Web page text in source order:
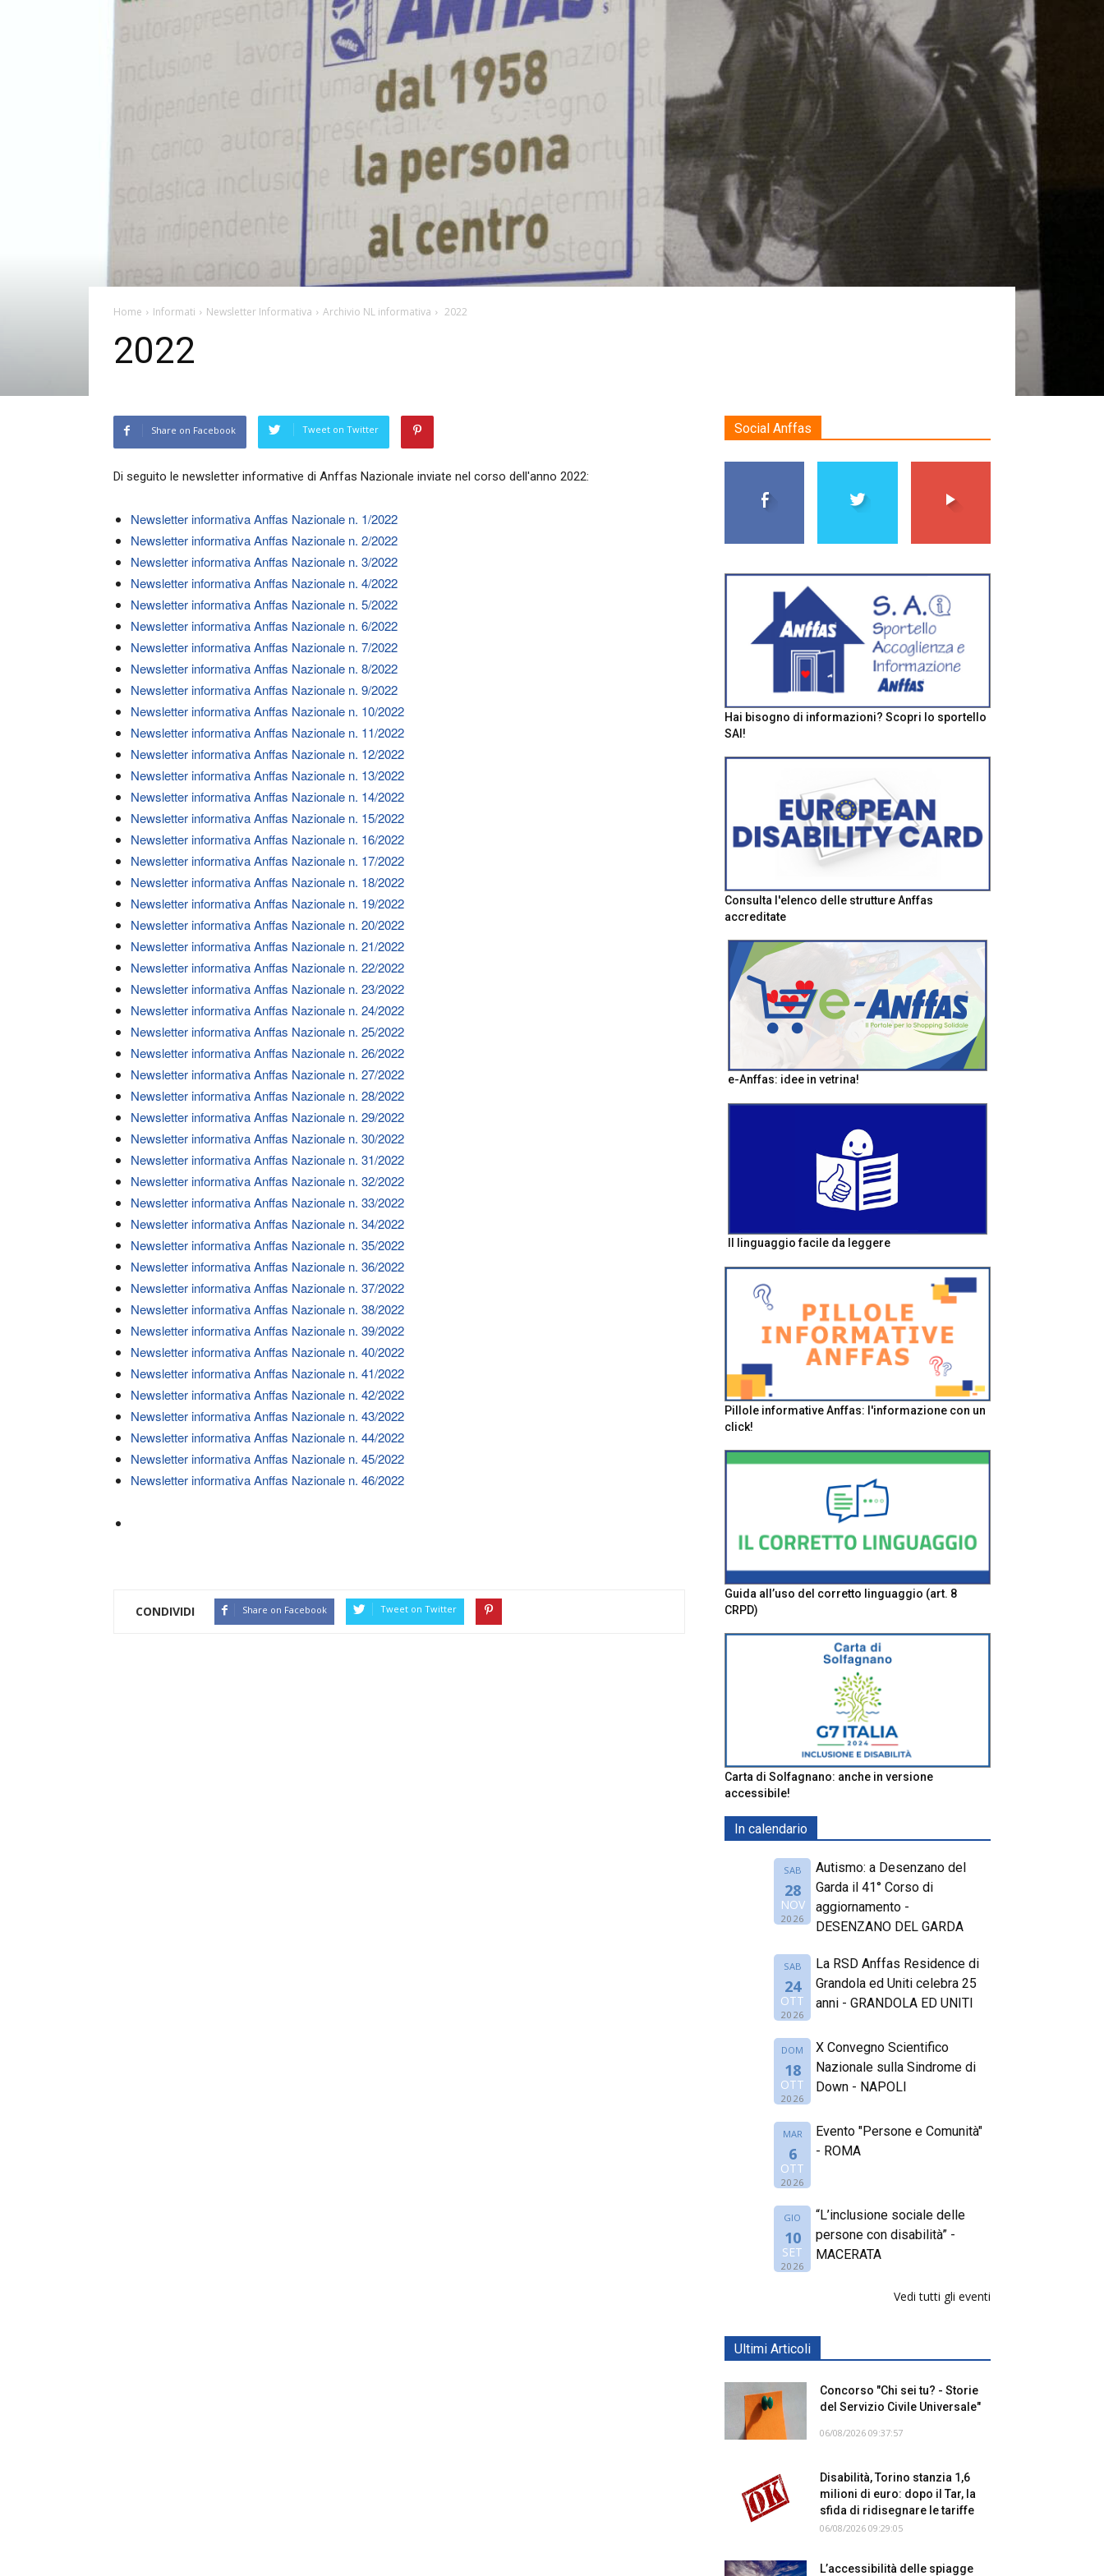
Home Informati Newsletter Informativa Archivio NL informativa 2022
2022
Share on Facebook Tweet on Twitter
Di seguito le newsletter informative di Anffas Nazionale inviate nel corso dell'anno 2022:
Newsletter informativa Anffas Nazionale n. 1/2022
Newsletter informativa Anffas Nazionale n. 2/2022
Newsletter informativa Anffas Nazionale n. 3/2022
Newsletter informativa Anffas Nazionale n. 4/2022
Newsletter informativa Anffas Nazionale n. 5/2022
Newsletter informativa Anffas Nazionale n. 6/2022
Newsletter informativa Anffas Nazionale n. 7/2022
Newsletter informativa Anffas Nazionale n. 8/2022
Newsletter informativa Anffas Nazionale n. 9/2022
Newsletter informativa Anffas Nazionale n. 10/2022
Newsletter informativa Anffas Nazionale n. 11/2022
Newsletter informativa Anffas Nazionale n. 12/2022
Newsletter informativa Anffas Nazionale n. 13/2022
Newsletter informativa Anffas Nazionale n. 14/2022
Newsletter informativa Anffas Nazionale n. 15/2022
Newsletter informativa Anffas Nazionale n. 16/2022
Newsletter informativa Anffas Nazionale n. 17/2022
Newsletter informativa Anffas Nazionale n. 18/2022
Newsletter informativa Anffas Nazionale n. 19/2022
Newsletter informativa Anffas Nazionale n. 20/2022
Newsletter informativa Anffas Nazionale n. 21/2022
Newsletter informativa Anffas Nazionale n. 22/2022
Newsletter informativa Anffas Nazionale n. 23/2022
Newsletter informativa Anffas Nazionale n. 24/2022
Newsletter informativa Anffas Nazionale n. 25/2022
Newsletter informativa Anffas Nazionale n. 26/2022
Newsletter informativa Anffas Nazionale n. 27/2022
Newsletter informativa Anffas Nazionale n. 28/2022
Newsletter informativa Anffas Nazionale n. 29/2022
Newsletter informativa Anffas Nazionale n. 30/2022
Newsletter informativa Anffas Nazionale n. 31/2022
Newsletter informativa Anffas Nazionale n. 32/2022
Newsletter informativa Anffas Nazionale n. 33/2022
Newsletter informativa Anffas Nazionale n. 34/2022
Newsletter informativa Anffas Nazionale n. 35/2022
Newsletter informativa Anffas Nazionale n. 36/2022
Newsletter informativa Anffas Nazionale n. 37/2022
Newsletter informativa Anffas Nazionale n. 38/2022
Newsletter informativa Anffas Nazionale n. 39/2022
Newsletter informativa Anffas Nazionale n. 40/2022
Newsletter informativa Anffas Nazionale n. 41/2022
Newsletter informativa Anffas Nazionale n. 42/2022
Newsletter informativa Anffas Nazionale n. 43/2022
Newsletter informativa Anffas Nazionale n. 44/2022
Newsletter informativa Anffas Nazionale n. 45/2022
Newsletter informativa Anffas Nazionale n. 46/2022
CONDIVIDI Share on Facebook Tweet on Twitter
Social Anffas
Hai bisogno di informazioni? Scopri lo sportello
SAI!
Consulta l'elenco delle strutture Anffas
accreditate
e-Anffas: idee in vetrina!
Il linguaggio facile da leggere
Pillole informative Anffas: l'informazione con un
click!
Guida all’uso del corretto linguaggio (art. 8
CRPD)
Carta di Solfagnano: anche in versione
accessibile!
In calendario
SAB
28
NOV
2026
Autismo: a Desenzano del
Garda il 41° Corso di
aggiornamento -
DESENZANO DEL GARDA
SAB
24
OTT
2026
La RSD Anffas Residence di
Grandola ed Uniti celebra 25
anni - GRANDOLA ED UNITI
DOM
18
OTT
2026
X Convegno Scientifico
Nazionale sulla Sindrome di
Down - NAPOLI
MAR
6
OTT
2026
Evento "Persone e Comunità"
- ROMA
GIO
10
SET
2026
“L’inclusione sociale delle
persone con disabilità” -
MACERATA
Vedi tutti gli eventi
Ultimi Articoli
Concorso "Chi sei tu? - Storie
del Servizio Civile Universale"
06/08/2026 09:37:57
Disabilità, Torino stanzia 1,6
milioni di euro: dopo il Tar, la
sfida di ridisegnare le tariffe
06/08/2026 09:29:05
L’accessibilità delle spiagge